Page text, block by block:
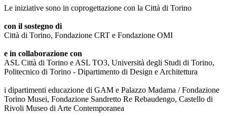
Le iniziative sono in coprogettazione con la Città di Torino
con il sostegno di
Città di Torino, Fondazione CRT e Fondazione OMI
e in collaborazione con
ASL Città di Torino e ASL TO3, Università degli Studi di Torino,
Politecnico di Torino - Dipartimento di Design e Architettura
i dipartimenti educazione di GAM e Palazzo Madama / Fondazione
Torino Musei, Fondazione Sandretto Re Rebaudengo, Castello di
Rivoli Museo di Arte Contemporanea